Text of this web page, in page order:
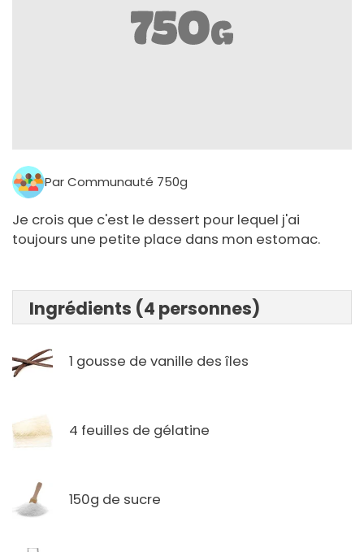
Par Communauté 750g
Je crois que c'est le dessert pour lequel j'ai
toujours une petite place dans mon estomac.
Ingrédients (4 personnes)
1 gousse de vanille des îles
4 feuilles de gélatine
150g de sucre